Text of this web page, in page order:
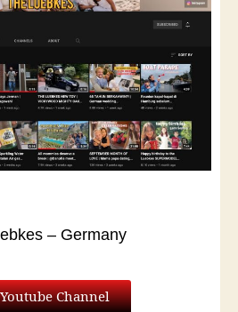
– Germany
Channel